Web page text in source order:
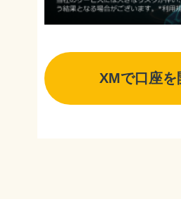
XMで口座を